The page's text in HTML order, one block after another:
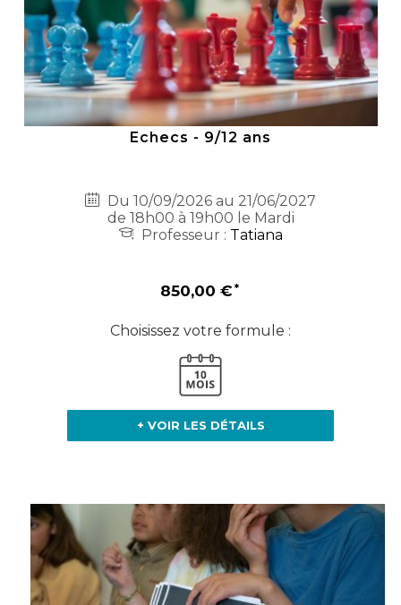
Echecs - 9/12 ans
Du 10/09/2026 au 21/06/2027
de 18h00 à 19h00 le Mardi
Professeur : Tatiana
850,00 €
Choisissez votre formule :
+ VOIR LES DÉTAILS